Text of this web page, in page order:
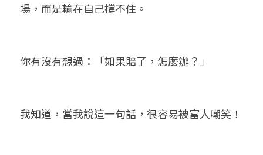
場，而是輸在自己撐不住。
你有沒有想過：「如果賠了，怎麼辦？」
我知道，當我說這一句話，很容易被富人嘲笑！